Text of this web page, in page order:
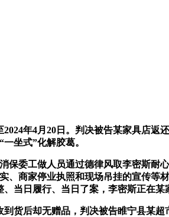
年4月20日。判决被告某家具店返
坐式”化解胶葛。
委工做人员通过德律风取李密斯耐
商家停业执照和现场吊挂的宣传等
当日履行、当日了案，李密斯正在某
后却无赠品，判决被告睢宁县某超